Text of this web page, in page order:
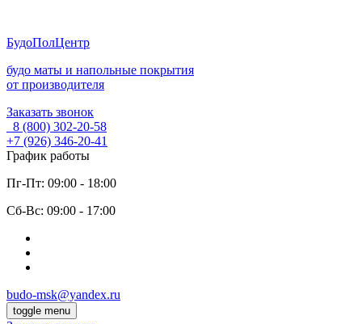
БудоПолЦентр
будо маты и напольные покрытия
от производителя
Заказать звонок
8 (800) 302-20-58
+7 (926) 346-20-41
График работы
Пг-Пт: 09:00 - 18:00
Cб-Вс: 09:00 - 17:00
budo-msk@yandex.ru
toggle menu